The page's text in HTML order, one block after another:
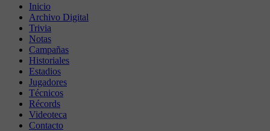
Inicio
Archivo Digital
Trivia
Notas
Campañas
Historiales
Estadios
Jugadores
Técnicos
Récords
Videoteca
Contacto